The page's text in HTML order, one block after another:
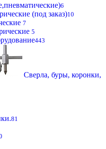
6
(под заказ)10
7
5
443
Сверла, буры, коронки,
81